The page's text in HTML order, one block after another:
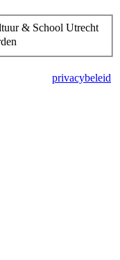
& School Utrecht
privacybeleid